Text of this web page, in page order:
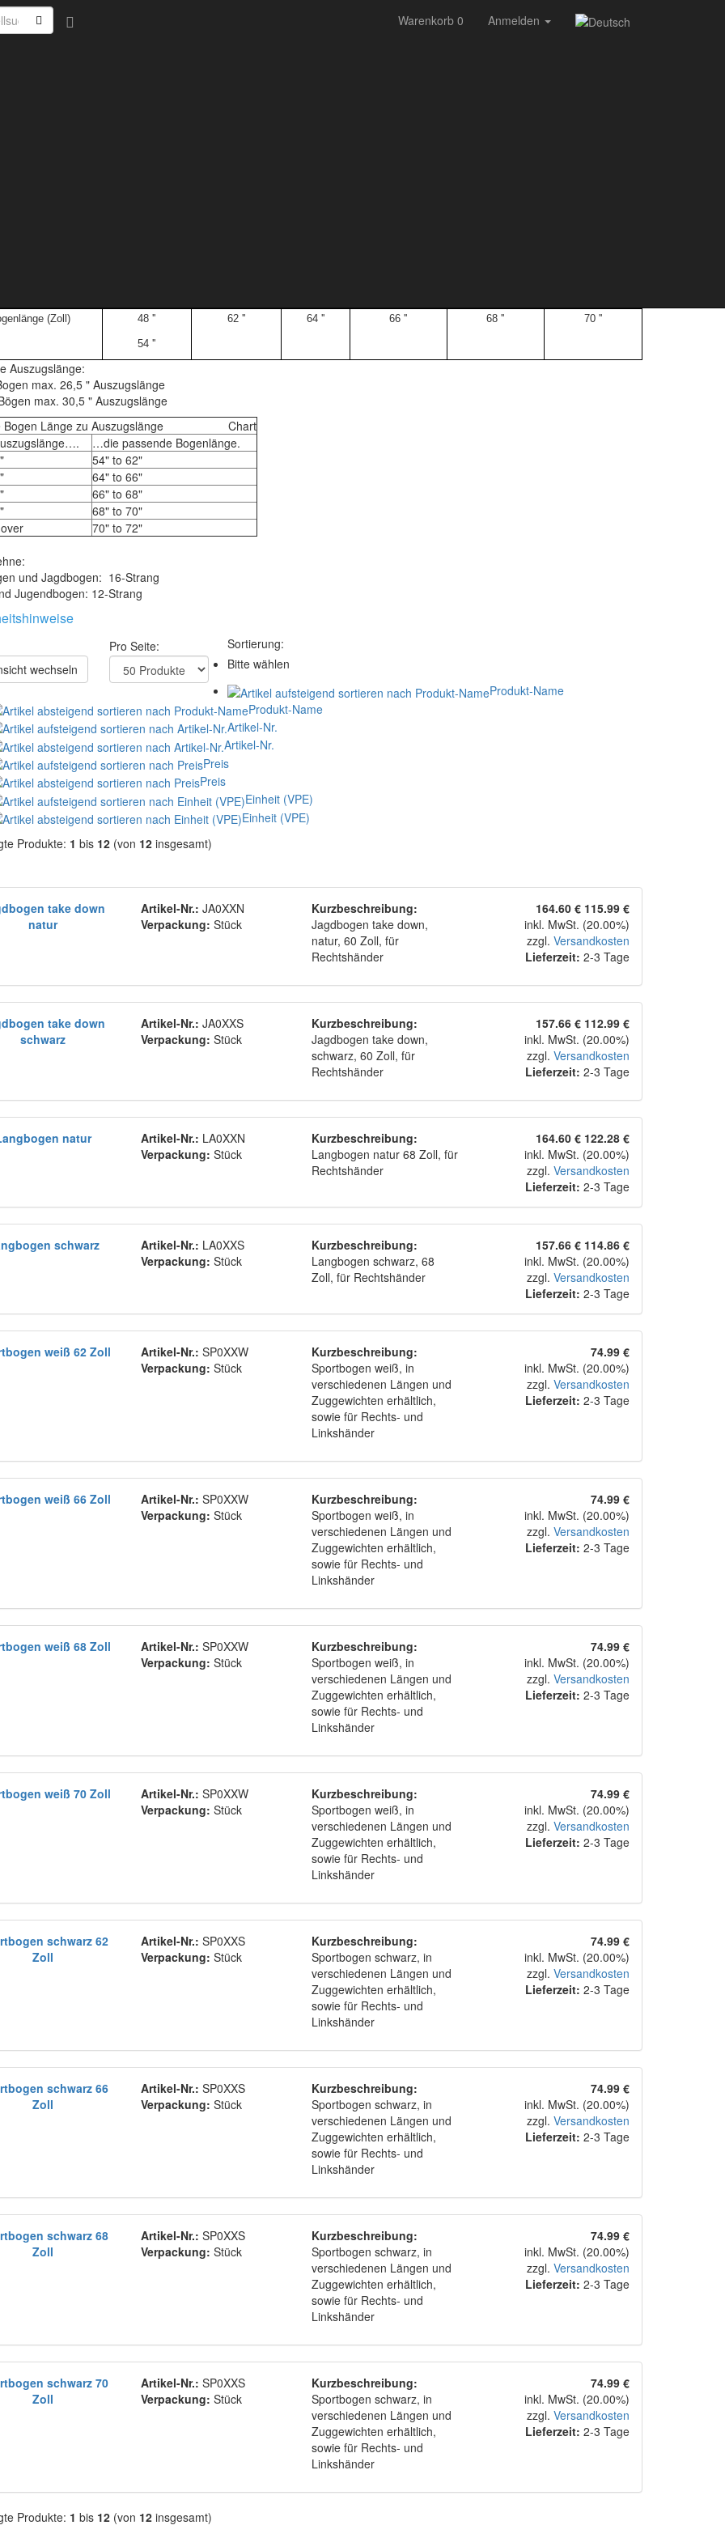
Anmelden
Warenkorb 0
(Zoll) 48 ''
54 ''
62 '' 64 '' 66 '' 68 '' 70 ''
Auszugslänge:
max. 26,5 " Auszugslänge
max. 30,5 " Auszugslänge
Bogen Länge zu Auszugslänge Chart
…die passende Bogenlänge.
54" to 62"
64" to 66"
66" to 68"
68" to 70"
70" to 72"
und Jagdbogen: 16-Strang
Jugendbogen: 12-Strang
wechseln
Pro Seite:
Sortierung:
Bitte wählen
Produkt-Name
Produkt-Name
Artikel-Nr.
Artikel-Nr.
Preis
Preis
Einheit (VPE)
Einheit (VPE)
Produkte: 1 bis 12(von 12insgesamt)
take down
natur
Artikel-Nr.: JA0XXN
Verpackung: Stück
Kurzbeschreibung:
Jagdbogen take down,
natur, 60 Zoll, für
Rechtshänder
164.60 € 115.99 €
inkl. MwSt. (20.00%)
zzgl. Versandkosten
Lieferzeit: 2-3 Tage
take down
schwarz
Artikel-Nr.: JA0XXS
Verpackung: Stück
Kurzbeschreibung:
Jagdbogen take down,
schwarz, 60 Zoll, für
Rechtshänder
157.66 € 112.99 €
inkl. MwSt. (20.00%)
zzgl. Versandkosten
Lieferzeit: 2-3 Tage
natur Artikel-Nr.: LA0XXN
Verpackung: Stück
Kurzbeschreibung:
Langbogen natur 68 Zoll, für
Rechtshänder
164.60 € 122.28 €
inkl. MwSt. (20.00%)
zzgl. Versandkosten
Lieferzeit: 2-3 Tage
schwarz Artikel-Nr.: LA0XXS
Verpackung: Stück
Kurzbeschreibung:
Langbogen schwarz, 68
Zoll, für Rechtshänder
157.66 € 114.86 €
inkl. MwSt. (20.00%)
zzgl. Versandkosten
Lieferzeit: 2-3 Tage
weiß 62 Zoll Artikel-Nr.: SP0XXW
Verpackung: Stück
Kurzbeschreibung:
Sportbogen weiß, in
verschiedenen Längen und
Zuggewichten erhältlich,
sowie für Rechts- und
Linkshänder
74.99 €
inkl. MwSt. (20.00%)
zzgl. Versandkosten
Lieferzeit: 2-3 Tage
weiß 66 Zoll Artikel-Nr.: SP0XXW
Verpackung: Stück
Kurzbeschreibung:
Sportbogen weiß, in
verschiedenen Längen und
Zuggewichten erhältlich,
sowie für Rechts- und
Linkshänder
74.99 €
inkl. MwSt. (20.00%)
zzgl. Versandkosten
Lieferzeit: 2-3 Tage
weiß 68 Zoll Artikel-Nr.: SP0XXW
Verpackung: Stück
Kurzbeschreibung:
Sportbogen weiß, in
verschiedenen Längen und
Zuggewichten erhältlich,
sowie für Rechts- und
Linkshänder
74.99 €
inkl. MwSt. (20.00%)
zzgl. Versandkosten
Lieferzeit: 2-3 Tage
weiß 70 Zoll Artikel-Nr.: SP0XXW
Verpackung: Stück
Kurzbeschreibung:
Sportbogen weiß, in
verschiedenen Längen und
Zuggewichten erhältlich,
sowie für Rechts- und
Linkshänder
74.99 €
inkl. MwSt. (20.00%)
zzgl. Versandkosten
Lieferzeit: 2-3 Tage
schwarz 62
Zoll
Artikel-Nr.: SP0XXS
Verpackung: Stück
Kurzbeschreibung:
Sportbogen schwarz, in
verschiedenen Längen und
Zuggewichten erhältlich,
sowie für Rechts- und
Linkshänder
74.99 €
inkl. MwSt. (20.00%)
zzgl. Versandkosten
Lieferzeit: 2-3 Tage
schwarz 66
Zoll
Artikel-Nr.: SP0XXS
Verpackung: Stück
Kurzbeschreibung:
Sportbogen schwarz, in
verschiedenen Längen und
Zuggewichten erhältlich,
sowie für Rechts- und
Linkshänder
74.99 €
inkl. MwSt. (20.00%)
zzgl. Versandkosten
Lieferzeit: 2-3 Tage
schwarz 68
Zoll
Artikel-Nr.: SP0XXS
Verpackung: Stück
Kurzbeschreibung:
Sportbogen schwarz, in
verschiedenen Längen und
Zuggewichten erhältlich,
sowie für Rechts- und
Linkshänder
74.99 €
inkl. MwSt. (20.00%)
zzgl. Versandkosten
Lieferzeit: 2-3 Tage
schwarz 70
Zoll
Artikel-Nr.: SP0XXS
Verpackung: Stück
Kurzbeschreibung:
Sportbogen schwarz, in
verschiedenen Längen und
Zuggewichten erhältlich,
sowie für Rechts- und
Linkshänder
74.99 €
inkl. MwSt. (20.00%)
zzgl. Versandkosten
Lieferzeit: 2-3 Tage
Produkte: 1 bis 12(von 12insgesamt)